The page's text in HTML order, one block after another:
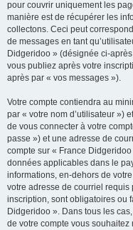
pour couvrir uniquement les
manière est de récupérer les
collectons. Ceci peut
de messages en tant
Didgeridoo » (désignée ci-
vous publiez après votre
après par « vos messages »).
Votre compte contiendra au
par « votre nom d’utilisateur »)
de vous connecter à votre
passe ») et une adresse de
compte sur « France
données applicables dans le
informations, en-dehors de
votre adresse de courriel
inscription, sont obligatoires ou
Didgeridoo ». Dans tous les
de votre compte vous